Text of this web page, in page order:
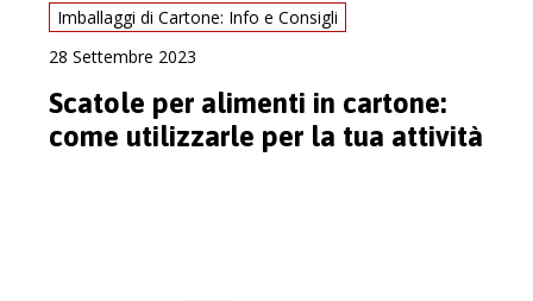
Imballaggi di Cartone: Info e Consigli
28 Settembre 2023
Scatole per alimenti in cartone:
come utilizzarle per la tua attività